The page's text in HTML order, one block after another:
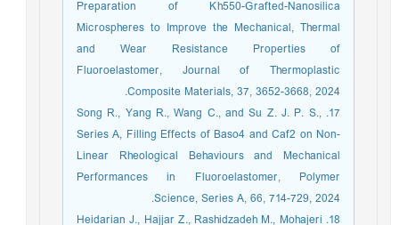
Preparation of Kh550-Grafted-Nanosilica
Microspheres to Improve the Mechanical, Thermal
and Wear Resistance Properties of
Fluoroelastomer, Journal of Thermoplastic
Composite Materials, 37, 3652-3668, 2024.
17. Song R., Yang R., Wang C., and Su Z. J. P. S.,
Series A, Filling Effects of Baso4 and Caf2 on Non-
Linear Rheological Behaviours and Mechanical
Performances in Fluoroelastomer, Polymer
Science, Series A, 66, 714-729, 2024.
18. Heidarian J., Hajjar Z., Rashidzadeh M., Mohajeri